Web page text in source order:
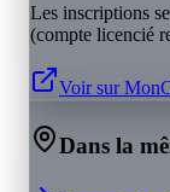
Les inscriptions
(compte licencié
Voir sur
Dans la